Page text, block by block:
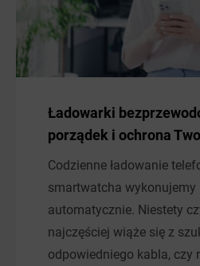
Ładowarki
porządek i ochrona
Codzienne ładowanie
smartwatcha wykonujemy
automatycznie. Niestety
najczęściej wiąże się z
odpowiedniego kabla, czy